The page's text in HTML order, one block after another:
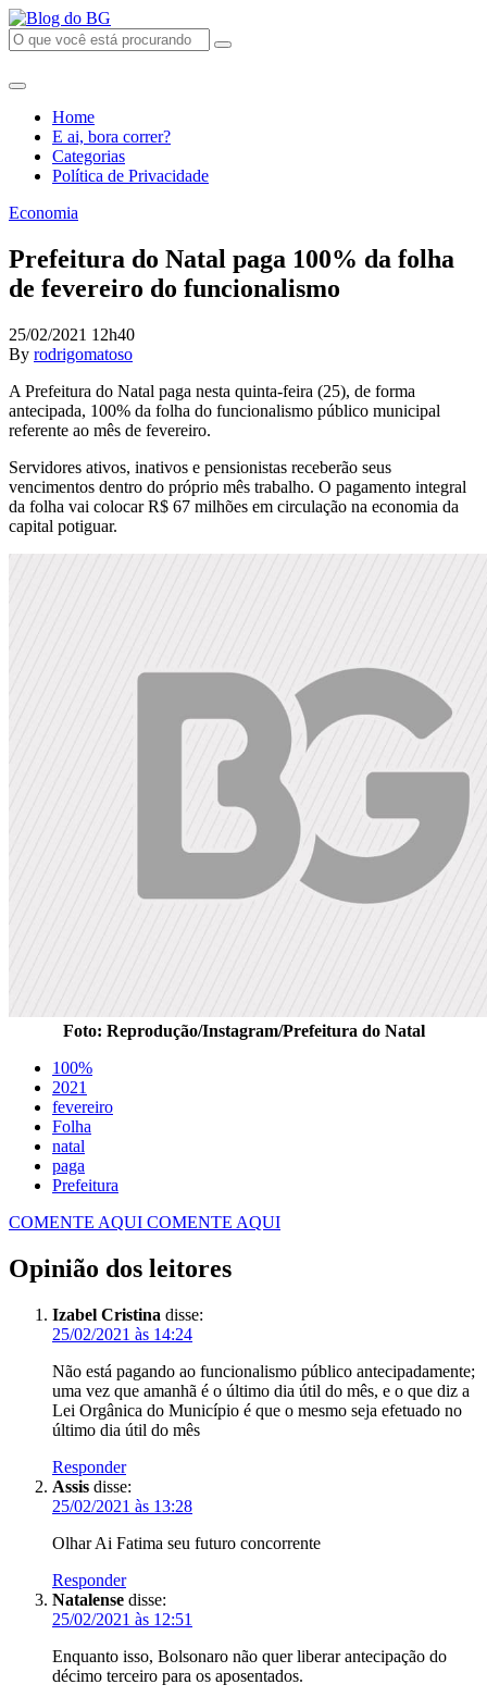
Home
E ai, bora correr?
Categorias
Política de Privacidade
Economia
Prefeitura do Natal paga 100% da folha
de fevereiro do funcionalismo
25/02/2021 12h40
By rodrigomatoso
A Prefeitura do Natal paga nesta quinta-feira (25), de forma
antecipada, 100% da folha do funcionalismo público municipal
referente ao mês de fevereiro.
Servidores ativos, inativos e pensionistas receberão seus
vencimentos dentro do próprio mês trabalho.⁣ O pagamento integral
da folha vai colocar R$ 67 milhões em circulação na economia da
capital potiguar.⁣
Foto: Reprodução/Instagram/Prefeitura do Natal
100%
2021
fevereiro
Folha
natal
paga
Prefeitura
COMENTE AQUI COMENTE AQUI
Opinião dos leitores
Izabel Cristina disse:
25/02/2021 às 14:24
Não está pagando ao funcionalismo público antecipadamente;
uma vez que amanhã é o último dia útil do mês, e o que diz a
Lei Orgânica do Município é que o mesmo seja efetuado no
último dia útil do mês
Responder
Assis disse:
25/02/2021 às 13:28
Olhar Ai Fatima seu futuro concorrente
Responder
Natalense disse:
25/02/2021 às 12:51
Enquanto isso, Bolsonaro não quer liberar antecipação do
décimo terceiro para os aposentados.